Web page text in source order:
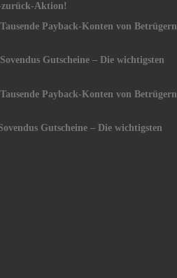
Aktion!
Tausende Payback-Konten von Betrügern
Sovendus Gutscheine – Die wichtigsten
Tausende Payback-Konten von Betrügern
Gutscheine – Die wichtigsten